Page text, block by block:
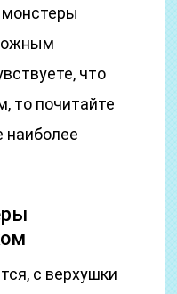
что
то почитайте
наиболее
с верхушки